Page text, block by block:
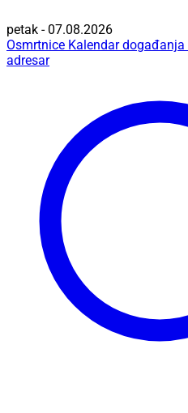
petak - 07.08.2026
Osmrtnice Kalendar događanja
adresar